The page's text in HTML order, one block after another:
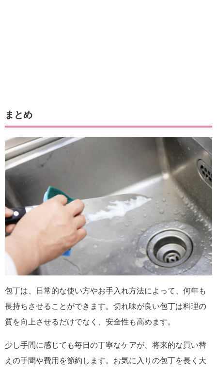
まとめ
包丁は、日常的な使い方やお手入れ方法によって、何年も
長持ちさせることができます。切れ味が良い包丁は料理の
質を向上させるだけでなく、安全性も高めます。
少し手間に感じても毎日の丁寧なケアが、将来的な買い替
えの手間や費用を節約します。お気に入りの包丁を長く大